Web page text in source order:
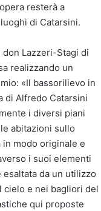
resterà a
di Catarsini.
don Lazzeri-Stagi di
realizzando un
«Il bassorilievo in
di Alfredo Catarsini
i diversi piani
abitazioni sullo
in modo originale e
i suoi elementi
esaltata da un utilizzo
cielo e nei bagliori del
qui proposte